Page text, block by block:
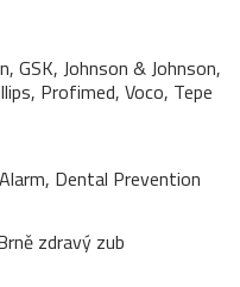
GSK, Johnson & Johnson,
Profimed, Voco, Tepe
Dental Prevention
zdravý zub